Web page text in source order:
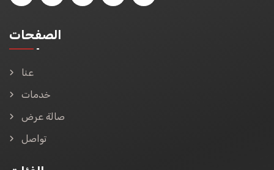
الصفحات
عنا
خدمات
صالة عرض
تواصل